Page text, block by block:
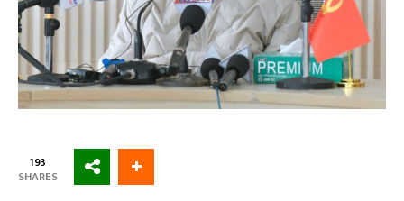
193
SHARES